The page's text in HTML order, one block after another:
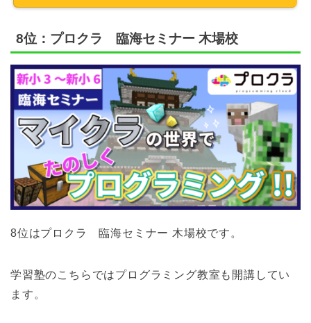
8位：プロクラ 臨海セミナー 木場校
8位はプロクラ 臨海セミナー 木場校です。
学習塾のこちらではプログラミング教室も開講してい
ます。